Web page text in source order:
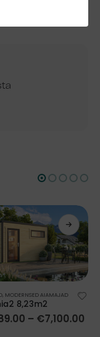
, MODERNSED AIAMAJAD
8,23m2
– €7,100.00